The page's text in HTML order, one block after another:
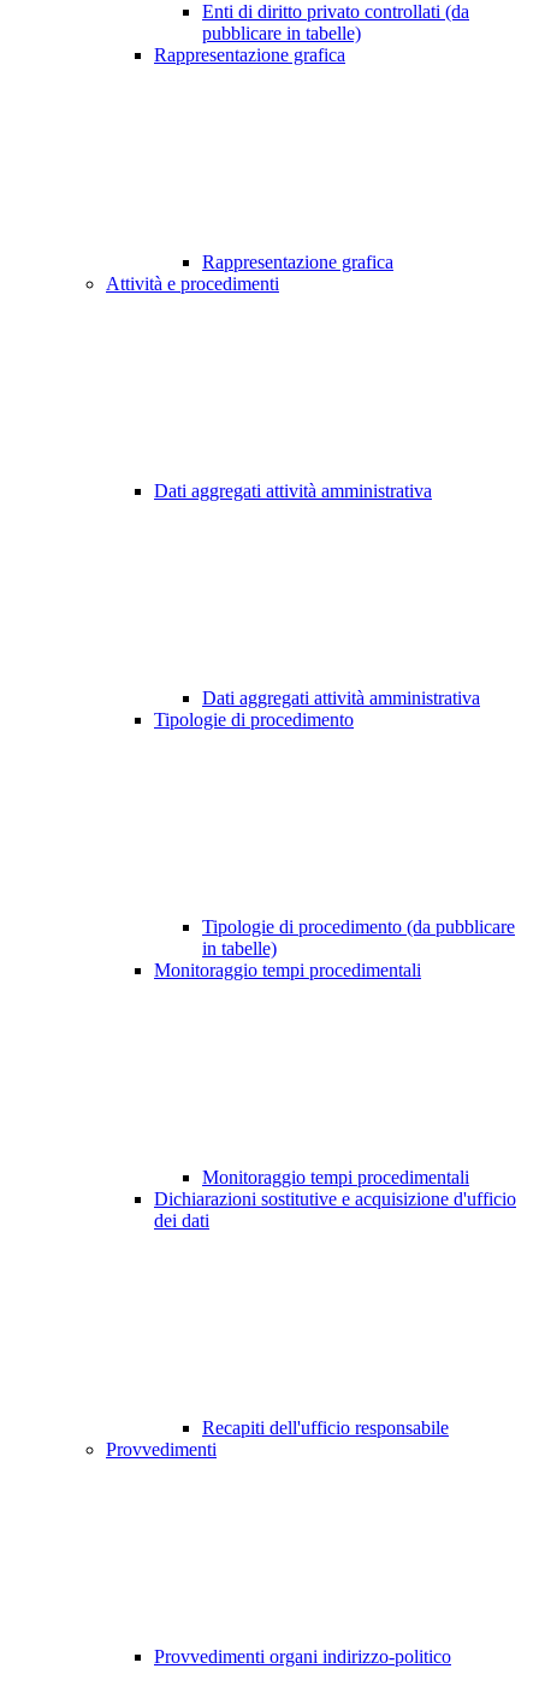
Enti di diritto privato controllati (da
pubblicare in tabelle)
Rappresentazione grafica
Rappresentazione grafica
Attività e procedimenti
Dati aggregati attività amministrativa
Dati aggregati attività amministrativa
Tipologie di procedimento
Tipologie di procedimento (da pubblicare
in tabelle)
Monitoraggio tempi procedimentali
Monitoraggio tempi procedimentali
Dichiarazioni sostitutive e acquisizione d'ufficio
dei dati
Recapiti dell'ufficio responsabile
Provvedimenti
Provvedimenti organi indirizzo-politico